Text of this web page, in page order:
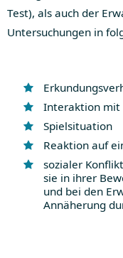
Test), als auch der
Untersuchungen in
Interaktion mit
Spielsituation
Reaktion auf
sozialer
sie in ihrer
und bei den
Annäherung